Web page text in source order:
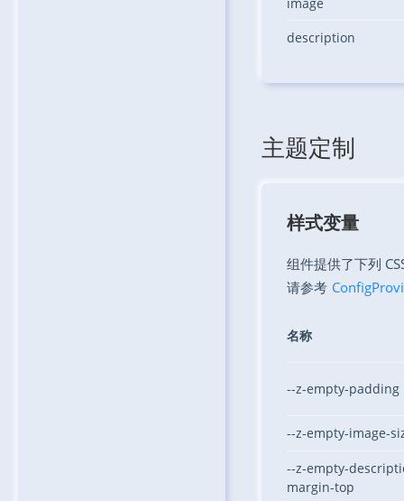
description
主题定制
样式变量
组件提供了下列
请参考
名称
--z-empty-padding
--z-empty-image-
--z-empty-
margin-top